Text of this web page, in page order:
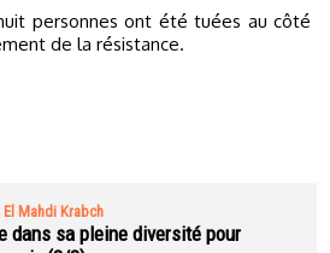
personnes ont été tuées au côté
de la résistance.
El Mahdi Krabch
dans sa pleine diversité pour